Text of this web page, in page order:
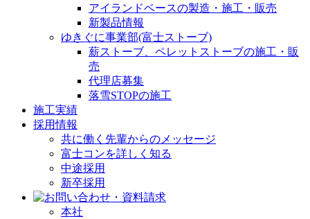
アイランドベースの製造・施工・販売
新製品情報
ゆきぐに事業部(富士ストーブ)
薪ストーブ、ペレットストーブの施工・販
売
代理店募集
落雪STOPの施工
施工実績
採用情報
共に働く先輩からのメッセージ
富士コンを詳しく知る
中途採用
新卒採用
本社